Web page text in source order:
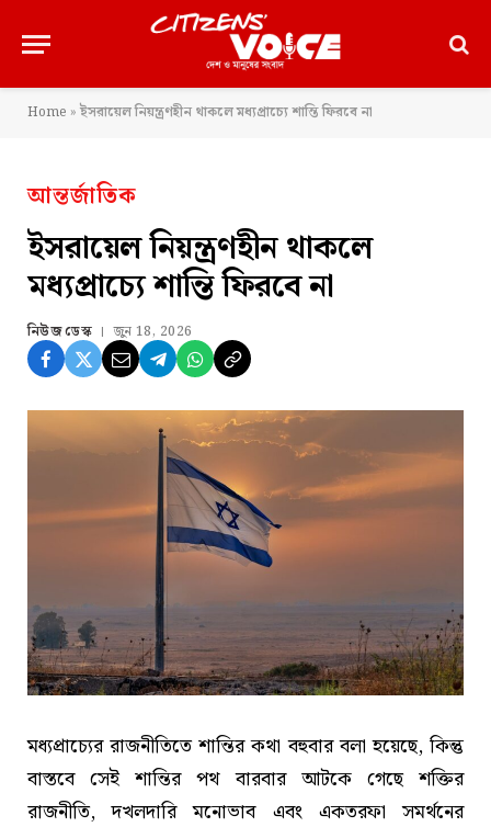
Home » ইসরায়েল নিয়ন্ত্রণহীন থাকলে মধ্যপ্রাচ্যে শান্তি ফিরবে না
আন্তর্জাতিক
ইসরায়েল নিয়ন্ত্রণহীন থাকলে
মধ্যপ্রাচ্যে শান্তি ফিরবে না
নিউজ ডেস্ক জুন 18, 2026
মধ্যপ্রাচ্যের রাজনীতিতে শান্তির কথা বহুবার বলা হয়েছে, কিন্তু
বাস্তবে সেই শান্তির পথ বারবার আটকে গেছে শক্তির
রাজনীতি, দখলদারি মনোভাব এবং একতরফা সমর্থনের